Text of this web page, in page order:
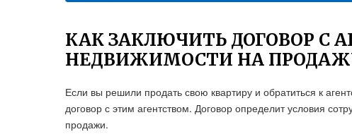
КАК ЗАКЛЮЧИТЬ ДОГОВОР С
НЕДВИЖИМОСТИ НА
Если вы решили продать свою квартиру и обратиться к
договор с этим агентством. Договор определит условия
продажи.